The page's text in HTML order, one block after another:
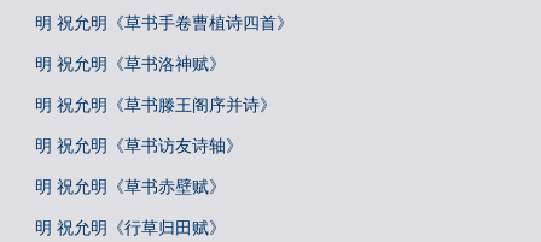
明 祝允明《草书手卷曹植诗四首》
明 祝允明《草书洛神赋》
明 祝允明《草书滕王阁序并诗》
明 祝允明《草书访友诗轴》
明 祝允明《草书赤壁赋》
明 祝允明《行草归田赋》